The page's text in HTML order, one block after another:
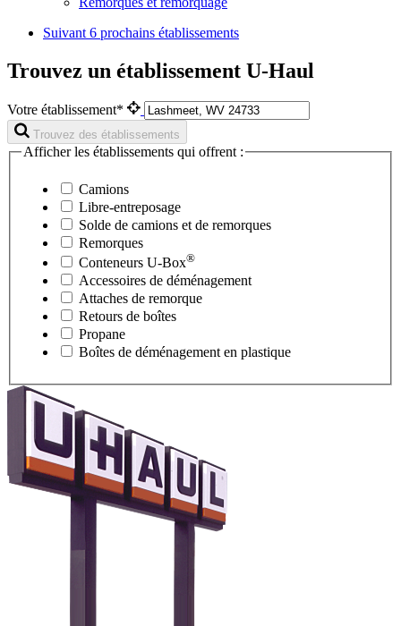
Suivant 6 prochains établissements
Trouvez un établissement U-Haul
Votre établissement*
Trouvez des établissements
Afficher les établissements qui offrent :
Camions
Libre-entreposage
Solde de camions et de remorques
Remorques
Conteneurs U-Box®
Accessoires de déménagement
Attaches de remorque
Retours de boîtes
Propane
Boîtes de déménagement en plastique